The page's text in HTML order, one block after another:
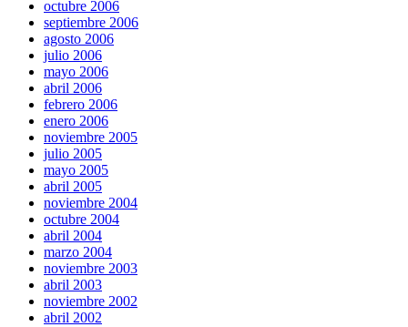
octubre 2006
septiembre 2006
agosto 2006
julio 2006
mayo 2006
abril 2006
febrero 2006
enero 2006
noviembre 2005
julio 2005
mayo 2005
abril 2005
noviembre 2004
octubre 2004
abril 2004
marzo 2004
noviembre 2003
abril 2003
noviembre 2002
abril 2002